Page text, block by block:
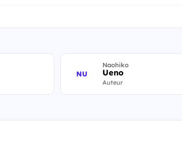
NU
Naohiko
Ueno
Auteur